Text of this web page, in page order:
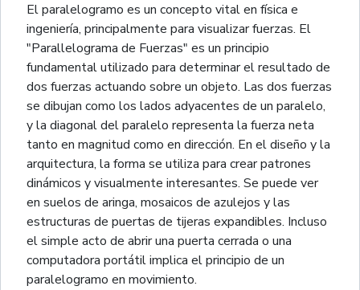
El paralelogramo es un concepto vital en física e
ingeniería, principalmente para visualizar fuerzas. El
"Parallelograma de Fuerzas" es un principio
fundamental utilizado para determinar el resultado de
dos fuerzas actuando sobre un objeto. Las dos fuerzas
se dibujan como los lados adyacentes de un paralelo,
y la diagonal del paralelo representa la fuerza neta
tanto en magnitud como en dirección. En el diseño y la
arquitectura, la forma se utiliza para crear patrones
dinámicos y visualmente interesantes. Se puede ver
en suelos de aringa, mosaicos de azulejos y las
estructuras de puertas de tijeras expandibles. Incluso
el simple acto de abrir una puerta cerrada o una
computadora portátil implica el principio de un
paralelogramo en movimiento.